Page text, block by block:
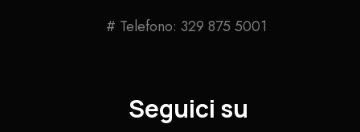
# Telefono: 329 875 5001
Seguici su